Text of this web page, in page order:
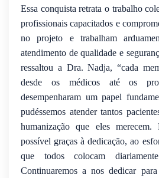
Essa conquista retrata o trabalho
profissionais capacitados e
no projeto e trabalham
atendimento de qualidade e
ressaltou a Dra. Nadja, “cada
desde os médicos até os
desempenharam um papel
pudéssemos atender tantos
humanização que eles
possível graças à dedicação, ao
que todos colocam
Continuaremos a nos dedicar